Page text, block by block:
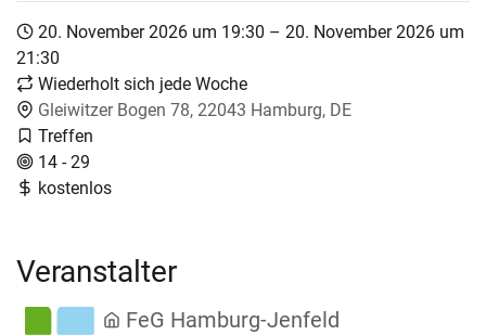
20. November 2026 um 19:30 – 20. November 2026 um
21:30
Wiederholt sich jede Woche
Gleiwitzer Bogen 78, 22043 Hamburg, DE
Treffen
14 - 29
kostenlos
Veranstalter
FeG Hamburg-Jenfeld